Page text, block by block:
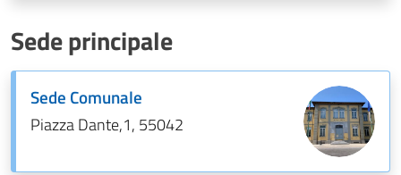
Sede principale
Sede Comunale
Piazza Dante,1, 55042